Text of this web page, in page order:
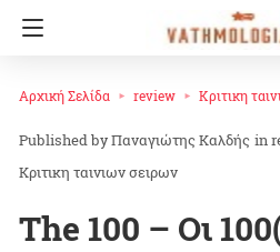
Αρχική Σελίδα review Κριτικη
Παναγιώτης Καλδής in
Κριτικη ταινιων σειρων
The 100 – Οι